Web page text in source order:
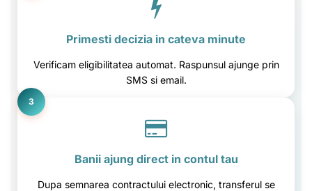
Primesti decizia in cateva minute
Verificam eligibilitatea automat. Raspunsul ajunge prin
SMS si email.
3
Banii ajung direct in contul tau
Dupa semnarea contractului electronic, transferul se